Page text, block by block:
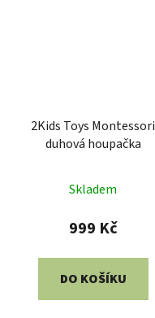
2Kids Toys Montessori
duhová houpačka
hodnocení
produktu
5,0
z
Skladem
999 Kč
DO KOŠÍKU